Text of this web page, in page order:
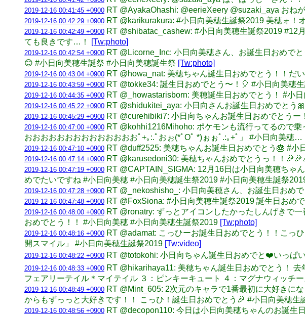
2019-12-16 00:41:45 +0900 RT @AyakaOhashi: @eerieXeery @suzaki_aya おね
2019-12-16 00:42:29 +0900 RT @karikurakura: #小日向美穂生誕祭2019 美穂ォ！
2019-12-16 00:42:49 +0900 RT @shibatac_cashew: #小日向美穂生誕祭2019 #12
ても良きです…！
[Tw:photo]
2019-12-16 00:42:54 +0900 RT @Licorne_Inc: 小日向美穂さん、お誕生日おめで
😊 #小日向美穂生誕祭 #小日向美穂誕生祭 [Tw:photo]
2019-12-16 00:43:04 +0900 RT @howa_nat: 美穂ちゃん誕生日おめでとう！！だ
2019-12-16 00:43:59 +0900 RT @tokke34: 誕生日おめでとう〜！🎈 #小日向美穂
2019-12-16 00:44:35 +0900 RT @_howastarisborn: 美穂誕生日おめでとう！ #小
2019-12-16 00:45:22 +0900 RT @shidukitei_aya: 小日向さんお誕生日おめでと
2019-12-16 00:45:29 +0900 RT @curehibiki7: 小日向ちゃんお誕生日おめでとう
2019-12-16 00:47:00 +0900 RT @kohhi1216Mihoho: ポケモンも流行ってるので
おおおおおおおおおおおおおおﾟ+｡:.ﾟおぉ(*ﾟOﾟ *)ぉぉﾟ.:｡+ﾟ」 #小日向美穂…
2019-12-16 00:47:10 +0900 RT @duff2525: 美穂ちゃんお誕生日おめでとう🎂 #小
2019-12-16 00:47:14 +0900 RT @karusedoni30: 美穂ちゃんおめでとうっ！！
2019-12-16 00:47:19 +0900 RT @CAPTAIN_SIGMA: 12月16日は小日向美穂ちゃ
めでたいですね #小日向美穂 #小日向美穂誕生祭2019 #小日向美穂生誕祭
2019-12-16 00:47:28 +0900 RT @_nekoshisho_: 小日向美穂さん、お誕生日おめ
2019-12-16 00:47:48 +0900 RT @FoxSiona: #小日向美穂生誕祭2019 誕生日おめ
2019-12-16 00:48:00 +0900 RT @ronatry: ずっとアイコンしたかったしんげきで
おめでとう！！ #小日向美穂 #小日向美穂生誕祭2019 [Tw:photo]
2019-12-16 00:48:16 +0900 RT @adamat: こっひーお誕生日おめでとう！！こ
開スマイル」 #小日向美穂生誕祭2019 [Tw:video]
2019-12-16 00:48:22 +0900 RT @totokohi: 小日向ちゃん誕生日おめでと❤️いっぱ
2019-12-16 00:48:33 +0900 RT @hikarihaya11: 美穂ちゃん誕生日おめでとう！
フェアリーテイル＊マイテイル ３：ピンキーキュート ４：マグナウィッチ
2019-12-16 00:48:49 +0900 RT @Mint_605: 2次元のキャラで1番最初に大好きに
からもずっっと大好きです！！ こっひ！誕生日おめでとう🎉 #小日向美穂生
2019-12-16 00:48:56 +0900 RT @decopon110: 今日は小日向美穂ちゃんのお誕生